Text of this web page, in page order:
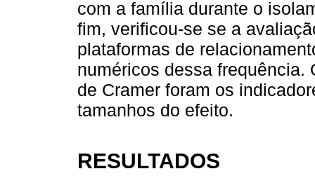
com a família durante o
fim, verificou-se se a
plataformas de
numéricos dessa frequência.
de Cramer foram os
tamanhos do efeito.
RESULTADOS